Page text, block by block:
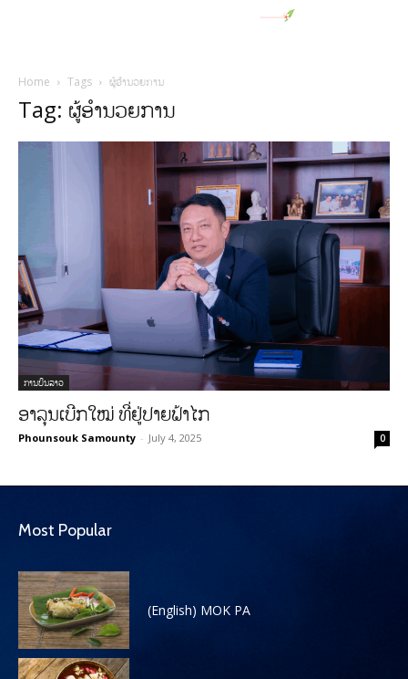
Home Tags ຜູ້ອໍານວຍການ
Tag: ຜູ້ອໍານວຍການ
ການບິນລາວ
ອາລຸນເບີກໃໝ່ ທີ່ຢູ່ປາຍຟ້າໄກ
Phounsouk Samounty - July 4, 2025 0
Most Popular
(English) MOK PA